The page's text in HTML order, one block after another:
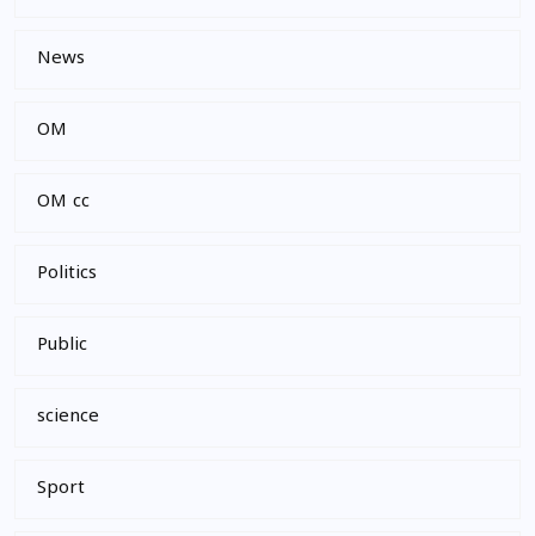
News
OM
OM cc
Politics
Public
science
Sport